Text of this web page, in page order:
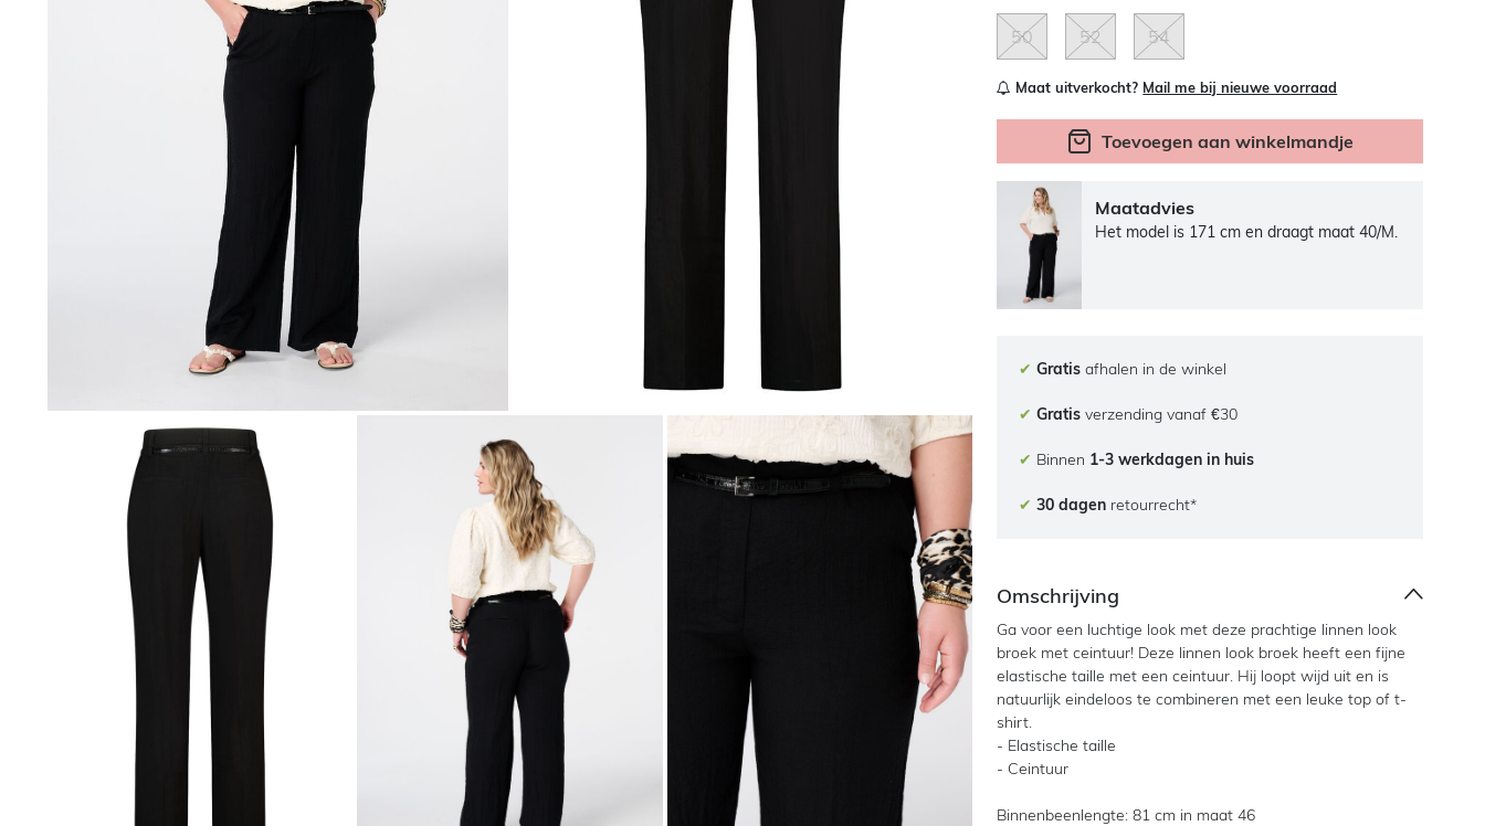
50 52 54
Maat uitverkocht? Mail me bij nieuwe voorraad
Toevoegen aan winkelmandje
Maatadvies
Het model is 171 cm en draagt maat 40/M.
✔ Gratis afhalen in de winkel
✔ Gratis verzending vanaf €30
✔ Binnen 1-3 werkdagen in huis
✔ 30 dagen retourrecht*
Omschrijving
Ga voor een luchtige look met deze prachtige linnen look
broek met ceintuur! Deze linnen look broek heeft een fijne
elastische taille met een ceintuur. Hij loopt wijd uit en is
natuurlijk eindeloos te combineren met een leuke top of t-
shirt.
- Elastische taille
- Ceintuur
Binnenbeenlengte: 81 cm in maat 46